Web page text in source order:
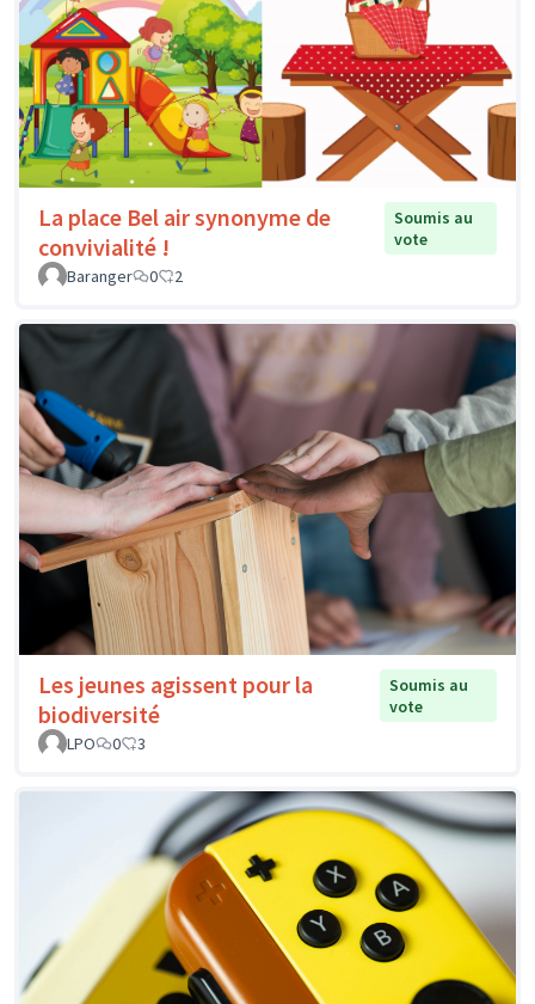
La place Bel air synonyme de
convivialité !
Soumis au
vote
Baranger
0 2
Les jeunes agissent pour la
biodiversité
Soumis au
vote
LPO
0 3